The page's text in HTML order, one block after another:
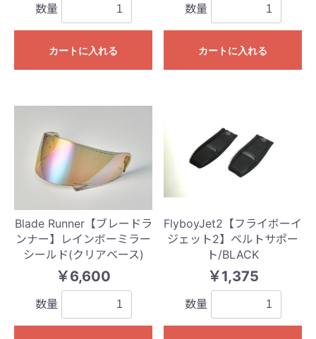
数量
カートに入れる
数量
カートに入れる
Blade Runner【ブレードラ
ンナー】レインボーミラー
シールド(クリアベース)
￥6,600
数量
FlyboyJet2【フライボーイ
ジェット2】ベルトサポー
ト/BLACK
￥1,375
数量